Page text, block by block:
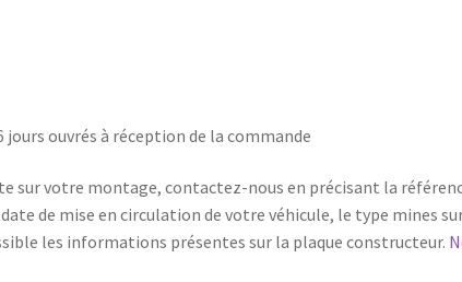
jours ouvrés à réception de la commande
sur votre montage, contactez-nous en précisant la
de mise en circulation de votre véhicule, le type mines
les informations présentes sur la plaque constructeur.